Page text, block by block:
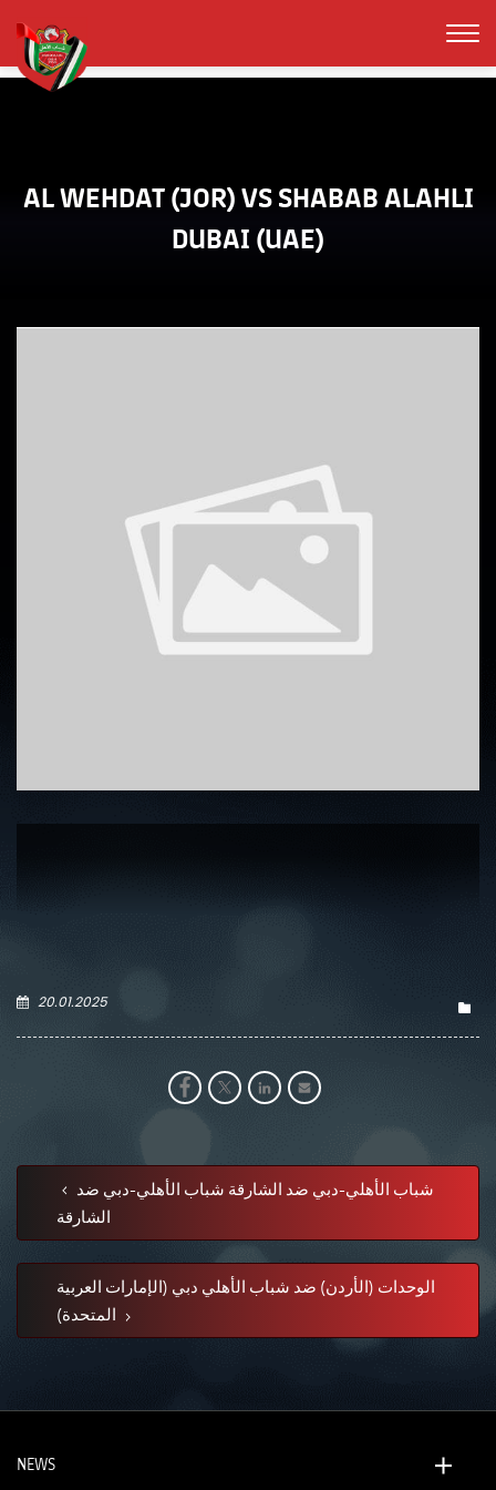
AL WEHDAT (JOR) VS SHABAB ALAHLI
DUBAI (UAE)
20.01.2025
الشارقة
الوحدات (الأردن) ضد شباب الأهلي دبي (الإمارات العربية
NEWS